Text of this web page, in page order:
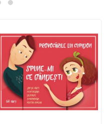
pasiunea și să
momente de
Este cadoul perfect
sau pentru a
în orice altă ocazie
acest joc și surprinde-ți
va întări conexiunea și
îndrăgostiți din nou!